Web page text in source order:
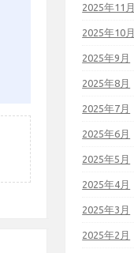
2025年11月
2025年10月
2025年9月
2025年8月
2025年7月
2025年6月
2025年5月
2025年4月
2025年3月
2025年2月